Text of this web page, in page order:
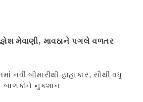
મેવાણી, માવઠાને પગલે વળતર